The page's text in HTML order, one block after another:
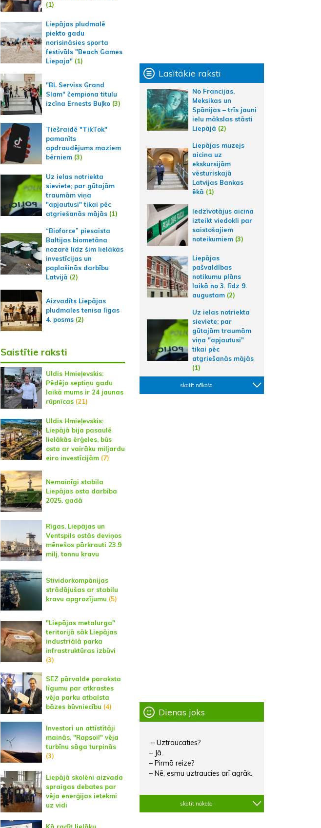
(1)
Liepājas pludmalē
piekto gadu
norisināsies sporta
festivāls "Beach Games
Liepaja"(1)
"BL Serviss Grand
Slam" čempiona titulu
izcīna Ernests Buļko(3)
Tiešraidē "TikTok"
pamanīts
apdraudējums maziem
bērniem(3)
Uz ielas notriekta
sieviete; par gūtajām
traumām viņa
"apjautusi" tikai pēc
atgriešanās mājās(1)
“Bioforce” piesaista
Baltijas biometāna
nozarē līdz šim lielākās
investīcijas un
paplašinās darbību
Latvijā (2)
Aizvadīts Liepājas
pludmales tenisa līgas
4. posms(2)
Saistītie raksti
Uldis Hmieļevskis:
Pēdējo septiņu gadu
laikā mums ir 24 jaunas
rūpnīcas(21)
Uldis Hmieļevskis:
Liepājā bija pasaulē
lielākās ērģeles, būs
osta ar vairāku miljardu
eiro investīcijām(7)
Nemainīgi stabila
Liepājas osta darbība
2025. gadā
Rīgas, Liepājas un
Ventspils ostās deviņos
mēnešos pārkrauti 23.9
milj. tonnu kravu
Stividorkompānijas
strādājušas ar stabilu
kravu apgrozījumu (5)
"Liepājas metalurga"
teritorijā sāk Liepājas
industriālā parka
infrastruktūras izbūvi
(3)
SEZ pārvalde paraksta
līgumu par atkrastes
vēja parku atbalsta
bāzes būvniecību (4)
Investori un attīstītāji
mainās, "Rapsoil" vēja
turbīnu sāga turpinās
(3)
Liepājā skolēni aizvada
spraigas debates par
vēja enerģijas ietekmi
uz vidi
Lasītākie raksti
No Francijas,
Meksikas un
Spānijas – trīs jauni
ielu mākslas stāsti
Liepājā (2)
Liepājas muzejs
aicina uz
ekskursijām
vēsturiskajā
Latvijas Bankas
ēkā (1)
Iedzīvotājus aicina
izteikt viedokli par
saistošajiem
noteikumiem (3)
Liepājas
pašvaldības
notikumu plāns
laikā no 3. līdz 9.
augustam (2)
Uz ielas notriekta
sieviete; par
gūtajām traumām
viņa "apjautusi"
tikai pēc
atgriešanās mājās
(1)
skatīt nākošo
Dienas joks
– Uztraucaties?
– Jā.
– Pirmā reize?
– Nē, esmu uztraucies arī agrāk.
skatīt nākošo